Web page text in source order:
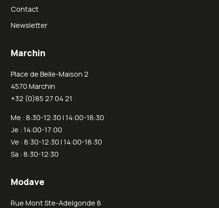
Contact
Newsletter
Marchin
Place de Belle-Maison 2
4570 Marchin
+32 (0)85 27 04 21
Me : 8:30-12:30 | 14:00-18:30
Je : 14:00-17:00
Ve : 8:30-12:30 | 14:00-18:30
Sa : 8:30-12:30
Modave
Rue Mont Ste-Adelgonde 8